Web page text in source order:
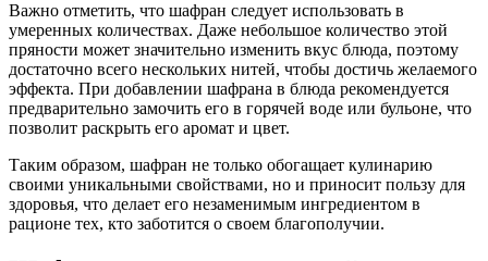
Важно отметить, что шафран следует использовать в
умеренных количествах. Даже небольшое количество этой
пряности может значительно изменить вкус блюда, поэтому
достаточно всего нескольких нитей, чтобы достичь желаемого
эффекта. При добавлении шафрана в блюда рекомендуется
предварительно замочить его в горячей воде или бульоне, что
позволит раскрыть его аромат и цвет.
Таким образом, шафран не только обогащает кулинарию
своими уникальными свойствами, но и приносит пользу для
здоровья, что делает его незаменимым ингредиентом в
рационе тех, кто заботится о своем благополучии.